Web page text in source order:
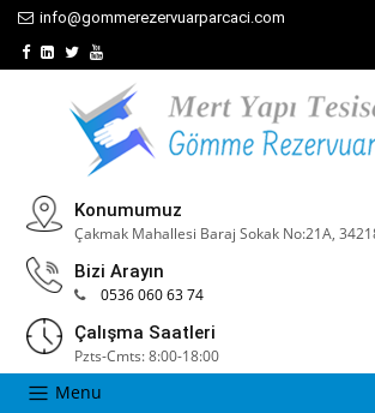
info@gommerezervuarparcaci.com
Konumumuz
Çakmak Mahallesi Baraj Sokak No:21A,
Bizi Arayın
0536 060 63 74
Çalışma Saatleri
Pzts-Cmts: 8:00-18:00
Menu